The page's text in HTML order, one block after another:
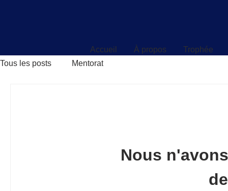
Accueil À propos
Trophée
Tous les posts
Mentorat
Nous